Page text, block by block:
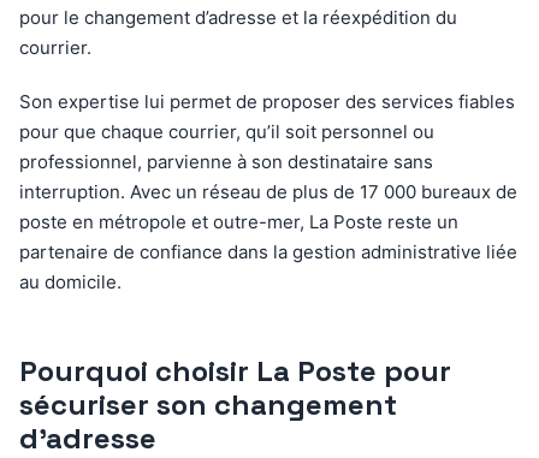
pour le changement d’adresse et la réexpédition du
courrier.
Son expertise lui permet de proposer des services fiables
pour que chaque courrier, qu’il soit personnel ou
professionnel, parvienne à son destinataire sans
interruption. Avec un réseau de plus de 17 000 bureaux de
poste en métropole et outre-mer, La Poste reste un
partenaire de confiance dans la gestion administrative liée
au domicile.
Pourquoi choisir La Poste pour
sécuriser son changement
d’adresse